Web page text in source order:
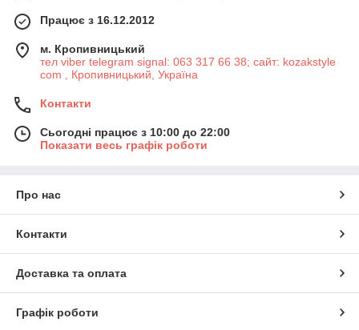
Працює з 16.12.2012
м. Кропивницький
тел viber telegram signal: 063 317 66 38; сайт: kozakstyle
com , Кропивницький, Україна
Контакти
Сьогодні працює з 10:00 до 22:00
Показати весь графік роботи
Про нас
Контакти
Доставка та оплата
Графік роботи